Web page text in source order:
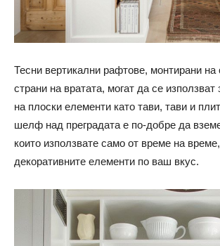
Тесни вертикални рафтове, монтирани на
страни на вратата, могат да се използват
на плоски елементи като тави, тави и
шелф над преградата е по-добре да
които използвате само от време на
декоративните елементи по ваш вкус.